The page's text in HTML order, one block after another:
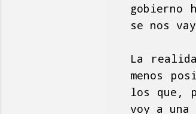
gobierno
se nos
La
menos
los que,
voy a una